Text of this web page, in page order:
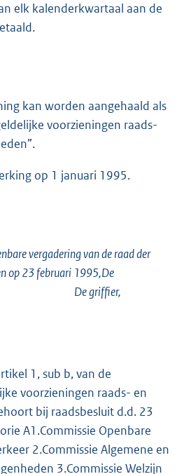
elk kalenderkwartaal aan de
kan worden aangehaald als
voorzieningen raads-
op 1 januari 1995.
vergadering van de raad der
op 23 februari 1995,De
De griffier,
1, sub b, van de
voorzieningen raads- en
bij raadsbesluit d.d. 23
A1.Commissie Openbare
2.Commissie Algemene en
3.Commissie Welzijn